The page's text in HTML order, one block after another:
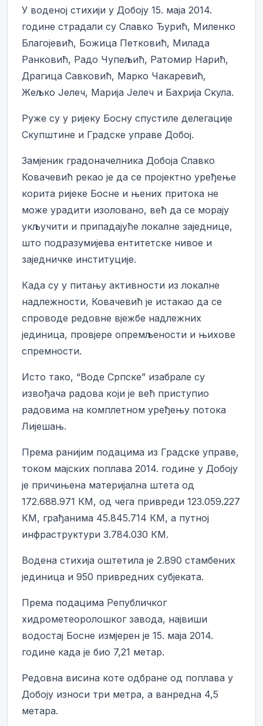
У воденој стихији у Добоју 15. маја 2014.
године страдали су Славко Ђурић, Миленко
Благојевић, Божица Петковић, Милада
Ранковић, Радо Чупељић, Ратомир Нарић,
Драгица Савковић, Марко Чакаревић,
Жељко Јелеч, Марија Јелеч и Бахрија Скула.
Руже су у ријеку Босну спустиле делегације
Скупштине и Градске управе Добој.
Замјеник градоначелника Добоја Славко
Ковачевић рекао је да се пројектно уређење
корита ријеке Босне и њених притока не
може урадити изоловано, већ да се морају
укључити и припадајуће локалне заједнице,
што подразумијева ентитетске нивое и
заједничке институције.
Када су у питању активности из локалне
надлежности, Ковачевић је истакао да се
спроводе редовне вјежбе надлежних
јединица, провјере опремљености и њихове
спремности.
Исто тако, “Воде Српске” изабрале су
извођача радова који је већ приступио
радовима на комплетном уређењу потока
Лијешањ.
Према ранијим подацима из Градске управе,
током мајских поплава 2014. године у Добоју
је причињена материјална штета од
172.688.971 КМ, од чега привреди 123.059.227
КМ, грађанима 45.845.714 КМ, а путној
инфраструктури 3.784.030 КМ.
Водена стихија оштетила је 2.890 стамбених
јединица и 950 привредних субјеката.
Према подацима Републичког
хидрометеоролошког завода, највиши
водостај Босне измјерен је 15. маја 2014.
године када је био 7,21 метар.
Редовна висина коте одбране од поплава у
Добоју износи три метра, а ванредна 4,5
метара.